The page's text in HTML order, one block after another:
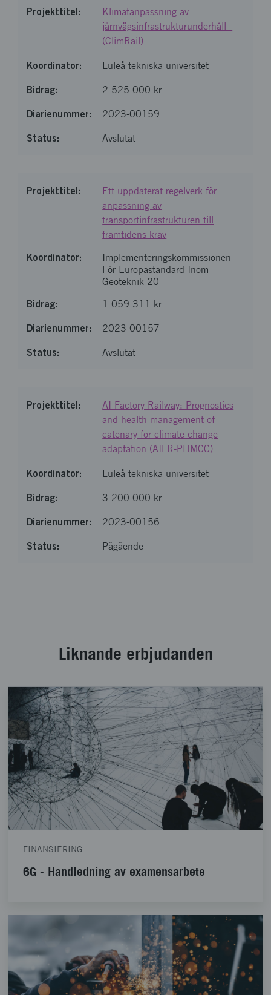
Klimatanpassning av
järnvägsinfrastrukturunderhåll -
(ClimRail)
Luleå tekniska universitet
2 525 000 kr
2023-00159
Avslutat
Ett uppdaterat regelverk för
anpassning av
transportinfrastrukturen till
framtidens krav
Implementeringskommissionen
För Europastandard Inom
Geoteknik 20
1 059 311 kr
2023-00157
Avslutat
AI Factory Railway: Prognostics
and health management of
catenary for climate change
adaptation (AIFR-PHMCC)
Luleå tekniska universitet
3 200 000 kr
2023-00156
Pågående
Liknande erbjudanden
FINANSIERING
6G - Handledning av examensarbete